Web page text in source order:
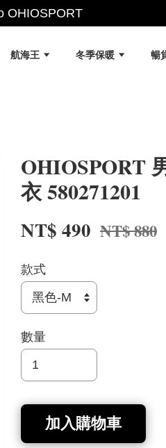
OHIOSPORT
航海王 冬季保暖 暢
OHIOSPORT
衣 580271201
NT$ 490 NT$ 880
款式
數量
加入購物車